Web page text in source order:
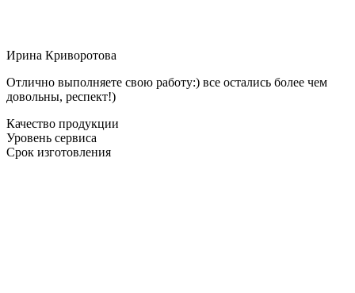
Ирина Криворотова
Отлично выполняете свою работу:) все остались более чем
довольны, респект!)
Качество продукции
Уровень сервиса
Срок изготовления